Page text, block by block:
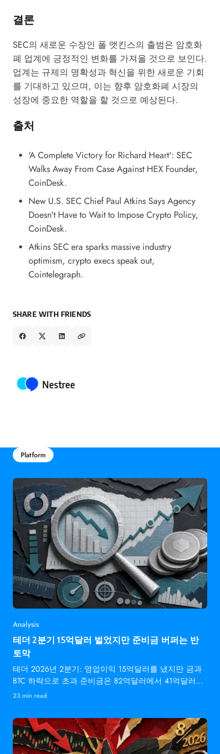
결론
SEC의 새로운 수장인 폴 앳킨스의 출범은 암호화
폐 업계에 긍정적인 변화를 가져올 것으로 보인다.
업계는 규제의 명확성과 혁신을 위한 새로운 기회
를 기대하고 있으며, 이는 향후 암호화폐 시장의
성장에 중요한 역할을 할 것으로 예상된다.
출처
'A Complete Victory for Richard Heart': SEC
Walks Away From Case Against HEX Founder,
CoinDesk.
New U.S. SEC Chief Paul Atkins Says Agency
Doesn't Have to Wait to Impose Crypto Policy,
CoinDesk.
Atkins SEC era sparks massive industry
optimism, crypto execs speak out,
Cointelegraph.
SHARE WITH FRIENDS
Posted by
Nestree
Platform
Analysis
테더 2분기 15억달러 벌었지만 준비금 버퍼는 반
토막
테더 2026년 2분기: 영업이익 15억달러를 냈지만 금과
BTC 하락으로 초과 준비금은 82억달러에서 41억달러로
감소.
23 min read